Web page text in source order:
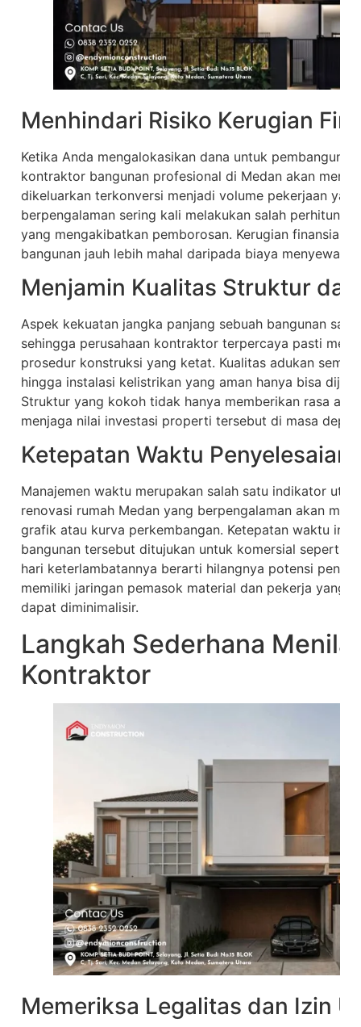
Menhindari Risiko Kerugian
Ketika Anda mengalokasikan dana untuk
kontraktor bangunan profesional di Medan akan
dikeluarkan terkonversi menjadi volume pekerjaan
berpengalaman sering kali melakukan salah
yang mengakibatkan pemborosan. Kerugian finansial
bangunan jauh lebih mahal daripada biaya menyewa
Menjamin Kualitas Struktur
Aspek kekuatan jangka panjang sebuah bangunan
sehingga perusahaan kontraktor terpercaya pasti
prosedur konstruksi yang ketat. Kualitas adukan
hingga instalasi kelistrikan yang aman hanya bisa
Struktur yang kokoh tidak hanya memberikan rasa
menjaga nilai investasi properti tersebut di masa
Ketepatan Waktu
Manajemen waktu merupakan salah satu indikator
renovasi rumah Medan yang berpengalaman akan
grafik atau kurva perkembangan. Ketepatan waktu ini
bangunan tersebut ditujukan untuk komersial seperti
hari keterlambatannya berarti hilangnya potensi
memiliki jaringan pemasok material dan pekerja yang
dapat diminimalisir.
Langkah Sederhana
Kontraktor
Memeriksa Legalitas dan Izin